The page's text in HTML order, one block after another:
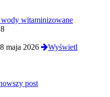
witaminizowane
maja 2026
Wyświetl
post